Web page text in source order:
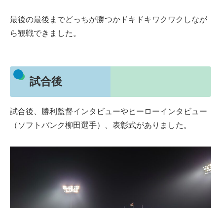
最後の最後までどっちが勝つかドキドキワクワクしなが
ら観戦できました。
試合後
試合後、勝利監督インタビューやヒーローインタビュー
（ソフトバンク柳田選手）、表彰式がありました。